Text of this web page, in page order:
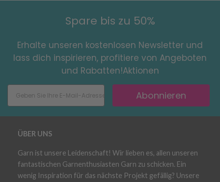
Spare bis zu 50%
Erhalte unseren kostenlosen Newsletter und
lass dich inspirieren, profitiere von Angeboten
und Rabatten!Aktionen
Abonnieren
ÜBER UNS
Garn ist unsere Leidenschaft! Wir lieben es, allen unseren
fantastischen Garnenthusiasten Garn zu schicken. Ein
wenig Inspiration für das nächste Projekt gefällig? Unsere